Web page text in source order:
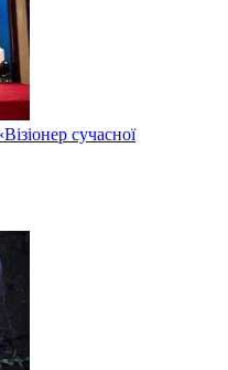
сучасної